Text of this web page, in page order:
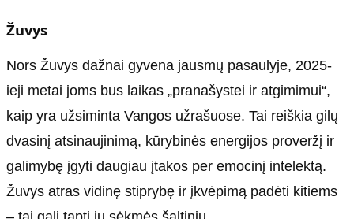
Žuvys
Nors Žuvys dažnai gyvena jausmų pasaulyje, 2025-
ieji metai joms bus laikas „pranašystei ir atgimimui“,
kaip yra užsiminta Vangos užrašuose. Tai reiškia gilų
dvasinį atsinaujinimą, kūrybinės energijos proveržį ir
galimybę įgyti daugiau įtakos per emocinį intelektą.
Žuvys atras vidinę stiprybę ir įkvėpimą padėti kitiems